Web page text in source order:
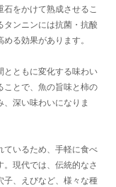
をかけて熟成させるこ
タンニンには抗菌・抗酸
る効果があります。
とともに変化する味わい
ことで、魚の旨味と柿の
深い味わいになりま
ているため、手軽に食べ
。現代では、伝統的なさ
子、えびなど、様々な種